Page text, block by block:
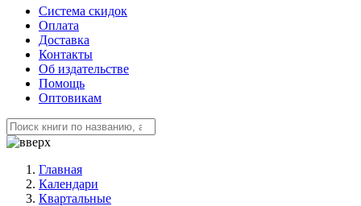
Система скидок
Оплата
Доставка
Контакты
Об издательстве
Помощь
Оптовикам
Главная
Календари
Квартальные